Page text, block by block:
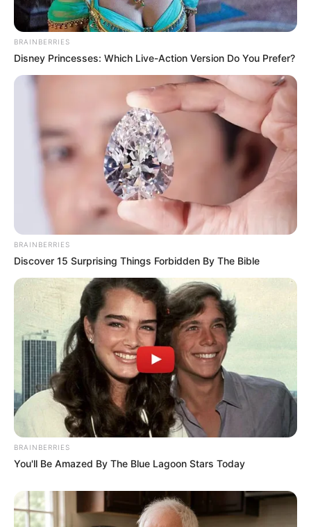
BRAINBERRIES
Disney Princesses: Which Live-Action Version Do You Prefer?
BRAINBERRIES
Discover 15 Surprising Things Forbidden By The Bible
BRAINBERRIES
You'll Be Amazed By The Blue Lagoon Stars Today